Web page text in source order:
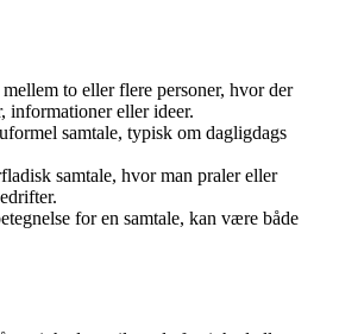
mellem to eller flere personer, hvor der
informationer eller ideer.
samtale, typisk om dagligdags
samtale, hvor man praler eller
for en samtale, kan være både